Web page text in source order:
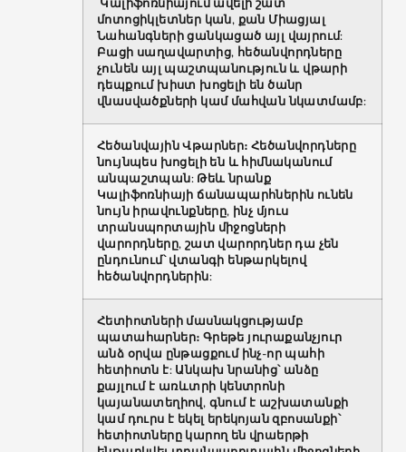
մոտոցիկլետներ կան, քան Միացյալ
Նահանգների ցանկացած այլ վայրում:
Բացի սաղավարտից, հեծանվորդները
չունեն այլ պաշտպանություն և վթարի
դեպքում խիստ խոցելի են ծանր
վնասվածքների կամ մահվան նկատմամբ:
Հեծանվային Վթարներ։ Հեծանվորդները
նույնպես խոցելի են և հիմնականում
անպաշտպան: Թեև նրանք
Կալիֆոռնիայի ճանապարհներին ունեն
նույն իրավունքները, ինչ մյուս
տրանսպորտային միջոցների
վարորդները, շատ վարորդներ դա չեն
ընդունում՝ վտանգի ենթարկելով
հեծանվորդներին:
Հետիոտների մասնակցությամբ
պատահարներ։ Գրեթե յուրաքանչյուր
անձ օրվա ընթացքում ինչ-որ պահի
հետիոտն է: Անկախ նրանից՝ անձը
քայլում է առևտրի կենտրոնի
կայանատեղիով, գնում է աշխատանքի
կամ դուրս է եկել երեկոյան զբոսանքի՝
հետիոտները կարող են վրաերթի